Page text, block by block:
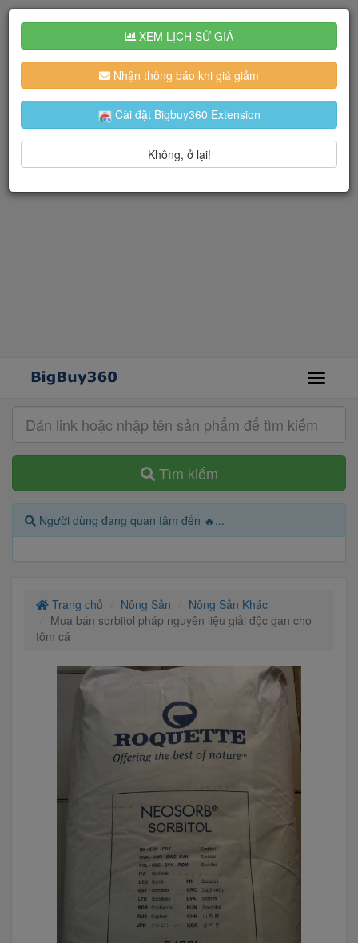
Tìm kiếm
Người dùng đang quan tâm đến 🔥...
Trang chủ Nông Sản
Nông Sản Khác
Mua bán sorbitol pháp nguyên liệu giải độc gan cho
tôm cá
XEM LỊCH SỬ GIÁ
Nhận thông báo khi giá giảm
Cài đặt Bigbuy360 Extension
Không, ở lại!